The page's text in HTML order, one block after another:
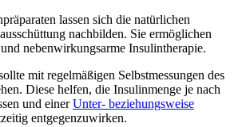
lassen sich die natürlichen
nachbilden. Sie ermöglichen
nebenwirkungsarme Insulintherapie.
mit regelmäßigen Selbstmessungen des
Diese helfen, die Insulinmenge je nach
und einerUnter- beziehungsweise
entgegenzuwirken.